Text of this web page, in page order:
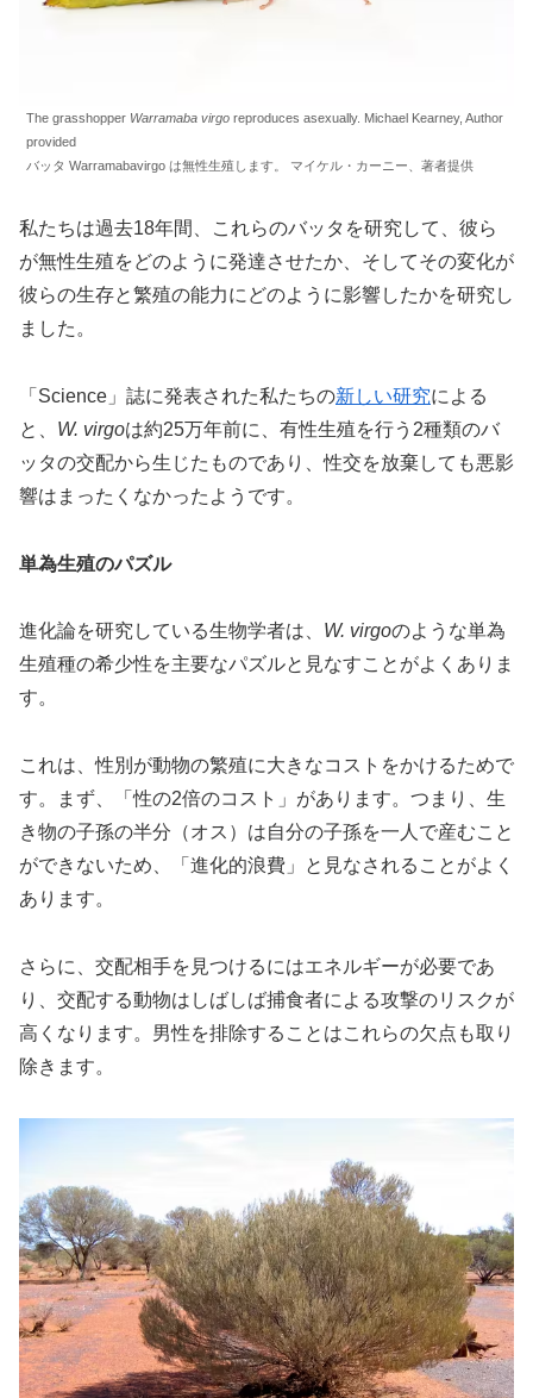
The grasshopper Warramaba virgo reproduces asexually. Michael Kearney, Author
provided
バッタ Warramabavirgo は無性生殖します。 マイケル・カーニー、著者提供
私たちは過去18年間、これらのバッタを研究して、彼ら
が無性生殖をどのように発達させたか、そしてその変化が
彼らの生存と繁殖の能力にどのように影響したかを研究し
ました。
「Science」誌に発表された私たちの新しい研究による
と、 W. virgoは約25万年前に、有性生殖を行う2種類のバ
ッタの交配から生じたものであり、性交を放棄しても悪影
響はまったくなかったようです。
単為生殖のパズル
進化論を研究している生物学者は、 W. virgoのような単為
生殖種の希少性を主要なパズルと見なすことがよくありま
す。
これは、性別が動物の繁殖に大きなコストをかけるためで
す。まず、「性の2倍のコスト」があります。つまり、生
き物の子孫の半分（オス）は自分の子孫を一人で産むこと
ができないため、「進化的浪費」と見なされることがよく
あります。
さらに、交配相手を見つけるにはエネルギーが必要であ
り、交配する動物はしばしば捕食者による攻撃のリスクが
高くなります。男性を排除することはこれらの欠点も取り
除きます。